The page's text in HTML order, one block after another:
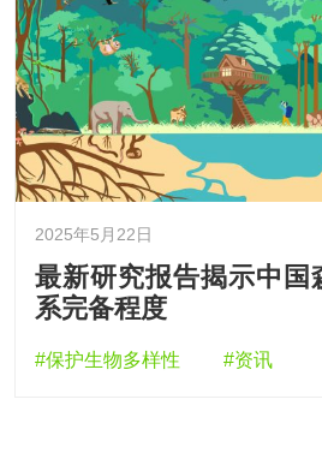
2025年5月22日
最新研究报告揭示中国
系完备程度
#保护生物多样性 #资讯